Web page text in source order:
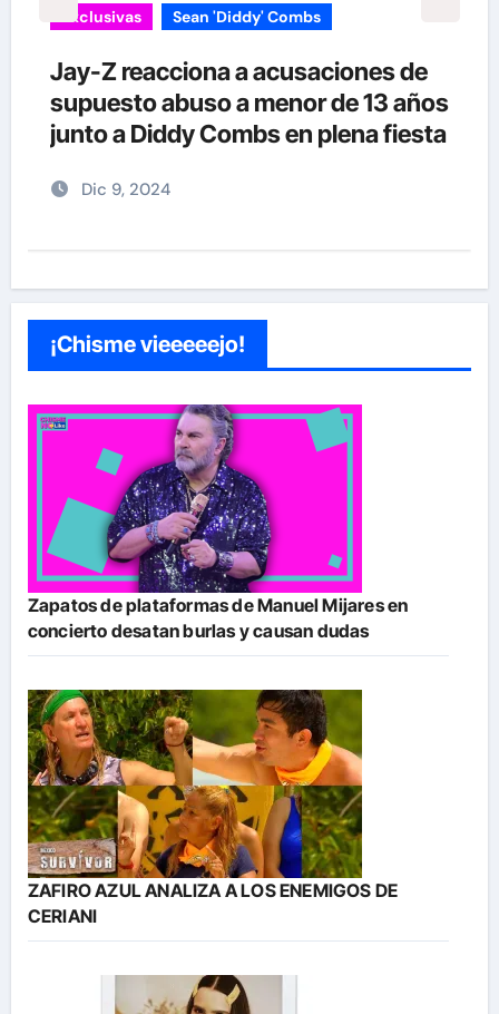
Exclusivas Sean 'Diddy' Combs
Jay-Z reacciona a acusaciones de
supuesto abuso a menor de 13 años
junto a Diddy Combs en plena fiesta
Dic 9, 2024
¡Chisme vieeeeejo!
Zapatos de plataformas de Manuel Mijares en
concierto desatan burlas y causan dudas
ZAFIRO AZUL ANALIZA A LOS ENEMIGOS DE
CERIANI